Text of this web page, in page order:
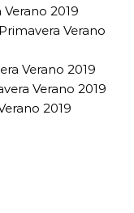
2019
Verano
Verano 2019
Verano 2019
2019